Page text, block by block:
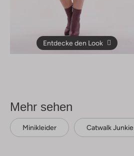
Entdecke den Look
Mehr sehen
Minikleider Catwalk Junkie